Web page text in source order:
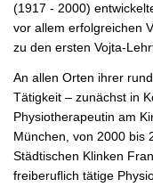
(1917 - 2000)
vor allem erfolgreichen
zu den ersten Vojta-
An allen Orten ihrer
Tätigkeit – zunächst in
Physiotherapeutin am
München, von 2000 bis
Städtischen Klinken
freiberuflich tätige